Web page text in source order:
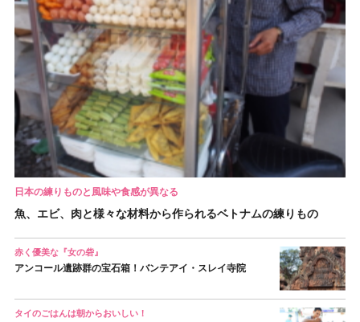
日本の練りものと風味や食感が異なる
魚、エビ、肉と様々な材料から作られるベトナムの練りもの
赤く優美な『女の砦』
アンコール遺跡群の宝石箱！バンテアイ・スレイ寺院
タイのごはんは朝からおいしい！